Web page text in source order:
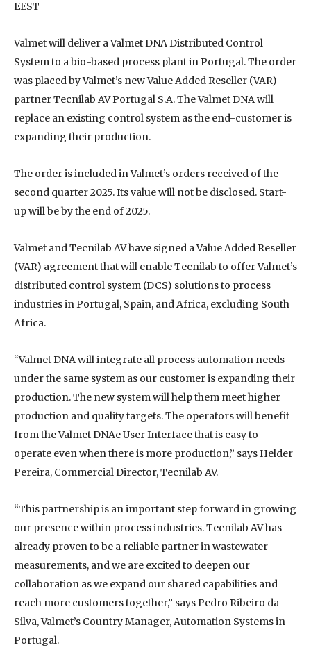
EEST
Valmet will deliver a Valmet DNA Distributed Control
System to a bio-based process plant in Portugal. The order
was placed by Valmet’s new Value Added Reseller (VAR)
partner Tecnilab AV Portugal S.A. The Valmet DNA will
replace an existing control system as the end-customer is
expanding their production.
The order is included in Valmet’s orders received of the
second quarter 2025. Its value will not be disclosed. Start-
up will be by the end of 2025.
Valmet and Tecnilab AV have signed a Value Added Reseller
(VAR) agreement that will enable Tecnilab to offer Valmet’s
distributed control system (DCS) solutions to process
industries in Portugal, Spain, and Africa, excluding South
Africa.
“Valmet DNA will integrate all process automation needs
under the same system as our customer is expanding their
production. The new system will help them meet higher
production and quality targets. The operators will benefit
from the Valmet DNAe User Interface that is easy to
operate even when there is more production,” says Helder
Pereira, Commercial Director, Tecnilab AV.
“This partnership is an important step forward in growing
our presence within process industries. Tecnilab AV has
already proven to be a reliable partner in wastewater
measurements, and we are excited to deepen our
collaboration as we expand our shared capabilities and
reach more customers together,” says Pedro Ribeiro da
Silva, Valmet’s Country Manager, Automation Systems in
Portugal.